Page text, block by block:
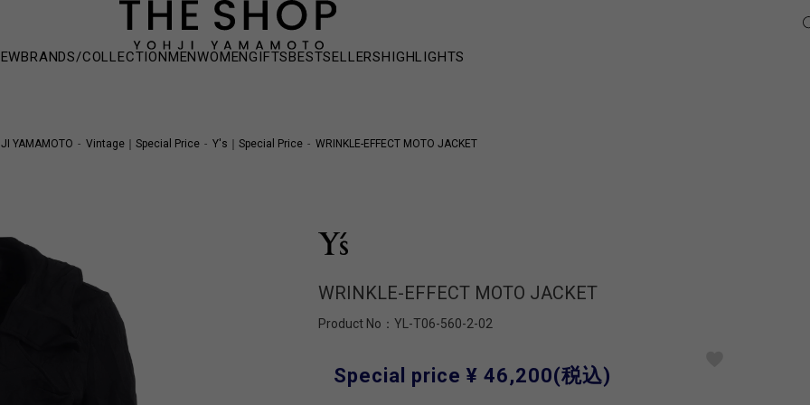
BRANDS/COLLECTIONMENWOMENGIFTSBESTSELLERSHIGHLIGHTS
YAMAMOTO Vintage｜Special Price Y's｜Special Price WRINKLE-EFFECT MOTO JACKET
WRINKLE-EFFECT MOTO JACKET
Product No： YL-T06-560-2-02
Special price ¥ 46,200(税込)